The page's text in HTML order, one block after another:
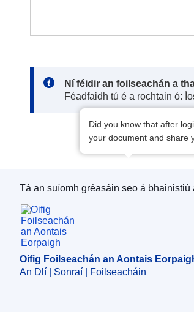
Note:
Ní féidir an foilseachán a
Féadfaidh tú é a rochtain ó:
Did you know that after
your document and share
Oifig Foilseachán an Aontais
Tá an suíomh gréasáin seo á bhainistiú
Oifig Foilseachán an Aontais
An Dlí | Sonraí | Foilseacháin